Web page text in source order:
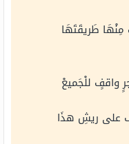
طَريقَتَهَا
للْجَميعْ
على ريشِ هذَا